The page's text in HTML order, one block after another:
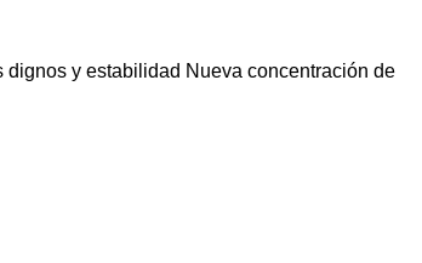
y estabilidad Nueva concentración de